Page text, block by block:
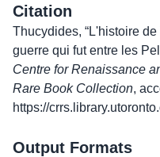
Citation
Thucydides, “L'histoire
guerre qui fut entre les
Centre for Renaissance
Rare Book Collection,
https://
Output Formats